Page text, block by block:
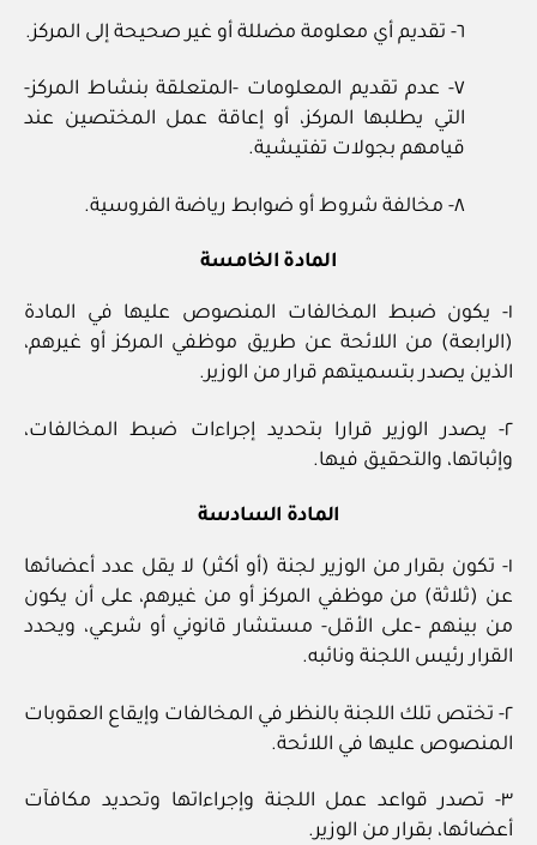
٦- تقديم أي معلومة مضللة أو غير صحيحة إلى المركز.
٧- عدم تقديم المعلومات -المتعلقة بنشاط المركز-
التي يطلبها المركز، أو إعاقة عمل المختصين عند
قيامهم بجولات تفتيشية.
٨- مخالفة شروط أو ضوابط رياضة الفروسية.
المادة الخامسة
١- يكون ضبط المخالفات المنصوص عليها في المادة
(الرابعة) من اللائحة عن طريق موظفي المركز أو غيرهم،
الذين يصدر بتسميتهم قرار من الوزير.
٢- يصدر الوزير قرارا بتحديد إجراءات ضبط المخالفات،
وإثباتها، والتحقيق فيها.
المادة السادسة
١- تكون بقرار من الوزير لجنة (أو أكثر) لا يقل عدد أعضائها
عن (ثلاثة) من موظفي المركز أو من غيرهم، على أن يكون
من بينهم –على الأقل- مستشار قانوني أو شرعي، ويحدد
القرار رئيس اللجنة ونائبه.
٢- تختص تلك اللجنة بالنظر في المخالفات وإيقاع العقوبات
المنصوص عليها في اللائحة.
٣- تصدر قواعد عمل اللجنة وإجراءاتها وتحديد مكافآت
أعضائها، بقرار من الوزير.